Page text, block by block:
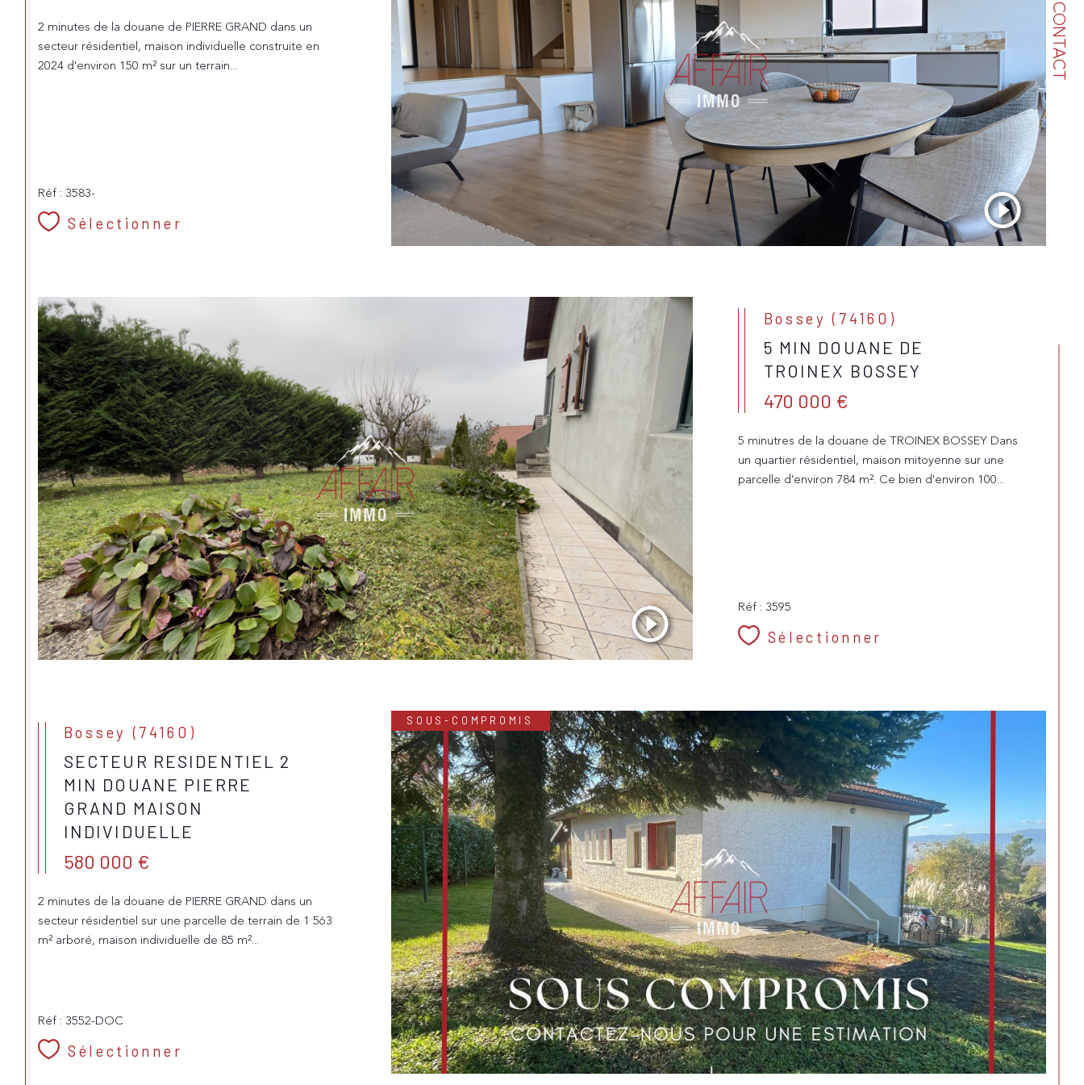
CONTACT
2 minutes de la douane de PIERRE GRAND dans un
secteur résidentiel, maison individuelle construite en
2024 d'environ 150 m² sur un terrain...
Réf : 3583-
Sélectionner
Bossey (74160)
5 MIN DOUANE DE
TROINEX BOSSEY
470 000 €
5 minutres de la douane de TROINEX BOSSEY Dans
un quartier résidentiel, maison mitoyenne sur une
parcelle d'environ 784 m². Ce bien d'environ 100...
Réf : 3595
Sélectionner
SOUS-COMPROMIS
Bossey (74160)
SECTEUR RESIDENTIEL 2
MIN DOUANE PIERRE
GRAND MAISON
INDIVIDUELLE
580 000 €
2 minutes de la douane de PIERRE GRAND dans un
secteur résidentiel sur une parcelle de terrain de 1 563
m² arboré, maison individuelle de 85 m²...
Réf : 3552-DOC
Sélectionner